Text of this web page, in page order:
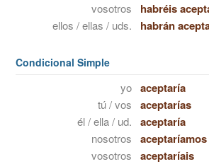
vosotros habréis
ellos / ellas / uds. habrán
Condicional Simple
yo aceptaría
tú / vos aceptarías
él / ella / ud. aceptaría
nosotros aceptaríamos
vosotros aceptaríais